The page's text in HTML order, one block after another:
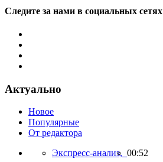
Следите за нами в социальных сетях
Актуально
Новое
Популярные
От редактора
Экспресс-анализ, 00:52